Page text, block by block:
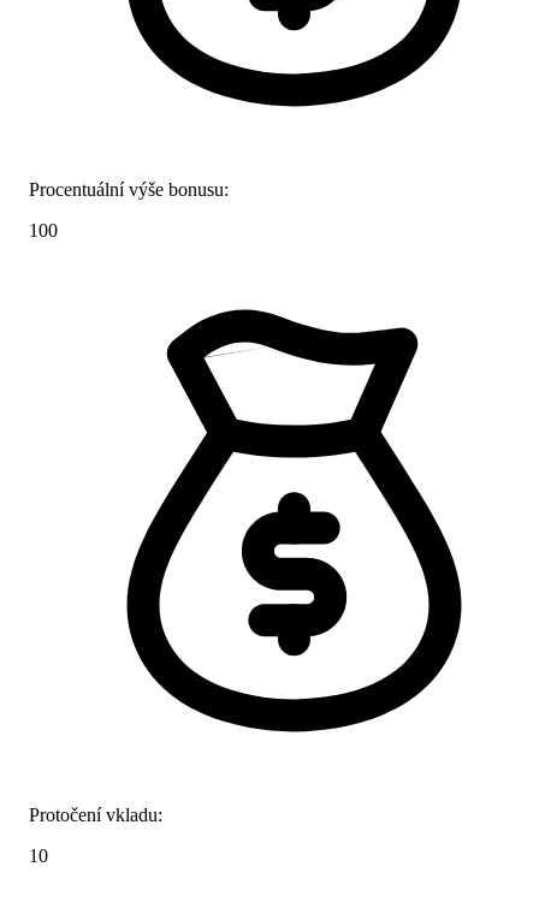
Procentuální výše bonusu:
100
Protočení vkladu:
10